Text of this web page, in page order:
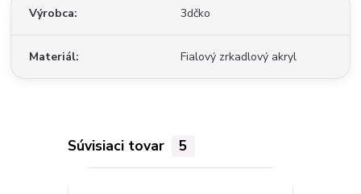
Výrobca 3dčko
Materiál Fialový zrkadlový akryl
Súvisiaci tovar 5